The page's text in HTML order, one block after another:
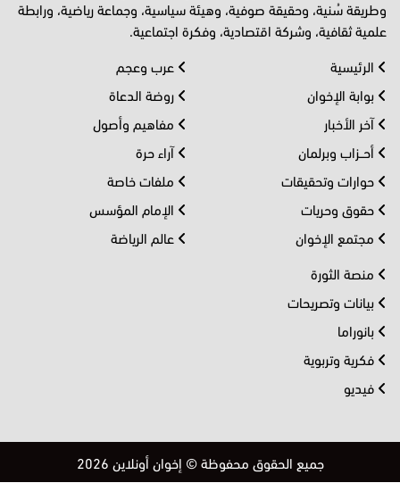
وطريقة سُنية، وحقيقة صوفية، وهيئة سياسية، وجماعة رياضية، ورابطة
علمية ثقافية، وشركة اقتصادية، وفكرة اجتماعية.
الرئيسية
بوابة الإخوان
آخر الأخبار
أحــزاب وبرلمان
حوارات وتحقيقات
حقوق وحريات
مجتمع الإخوان
عرب وعجم
روضة الدعاة
مفاهيم وأصول
آراء حرة
ملفات خاصة
الإمام المؤسس
عالم الرياضة
منصة الثورة
بيانات وتصريحات
بانوراما
فكرية وتربوية
فيديو
جميع الحقوق محفوظة © إخوان أونلاين 2026